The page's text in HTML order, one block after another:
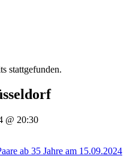
stattgefunden.
@ 20:30
ab 35 Jahre am 15.09.2024